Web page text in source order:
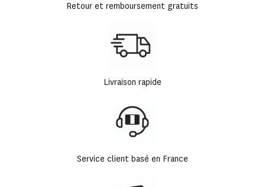
Retour et remboursement gratuits
Livraison rapide
Service client basé en France